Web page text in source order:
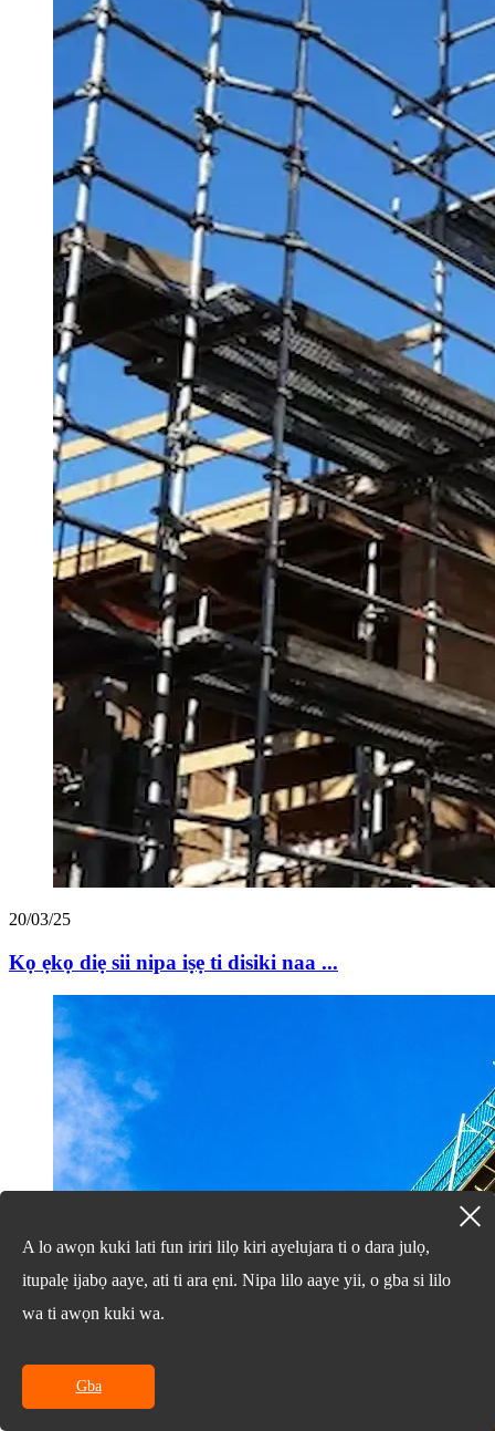
20/03/25
Kọ ẹkọ diẹ sii nipa iṣẹ ti disiki naa ...
A lo awọn kuki lati fun iriri lilọ kiri ayelujara ti o dara julọ,
itupalẹ ijabọ aaye, ati ti ara ẹni. Nipa lilo aaye yii, o gba si lilo
wa ti awọn kuki wa.
Gba